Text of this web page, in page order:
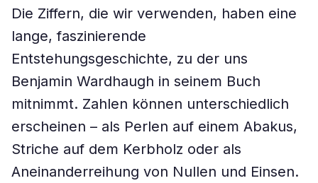
Die Ziffern, die wir verwenden, haben eine
lange, faszinierende
Entstehungsgeschichte, zu der uns
Benjamin Wardhaugh in seinem Buch
mitnimmt. Zahlen können unterschiedlich
erscheinen – als Perlen auf einem Abakus,
Striche auf dem Kerbholz oder als
Aneinanderreihung von Nullen und Einsen.